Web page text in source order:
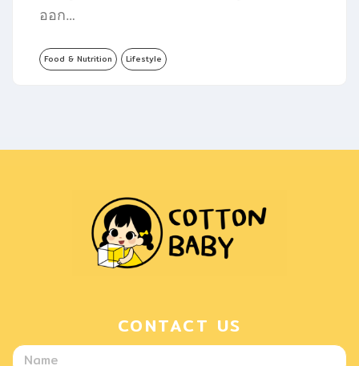
ออก…
Food & Nutrition Lifestyle
CONTACT US